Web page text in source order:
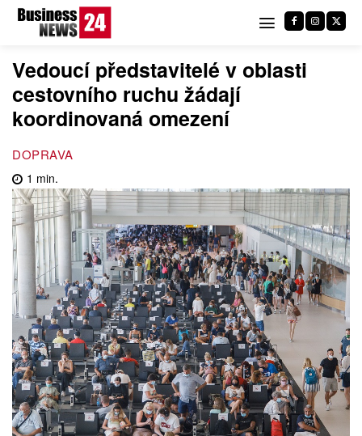
Vedoucí představitelé v oblasti
cestovního ruchu žádají
koordinovaná omezení
DOPRAVA
1 min.